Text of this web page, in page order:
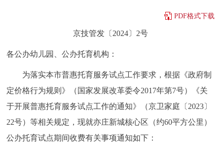
利企服务
政民互动
12345网上接诉即办 我要咨询 我要建议
PDF格式下载
京技管发〔2024〕2号
各公办幼儿园、公办托育机构：
为落实本市普惠托育服务试点工作要求，根据《政府制
定价格行为规则》（国家发展改革委令2017年第7号）《关
于开展普惠托育服务试点工作的通知》（京卫家庭〔2023〕
22号）等相关规定，现就亦庄新城核心区（约60平方公里）
公办托育试点期间收费有关事项通知如下：